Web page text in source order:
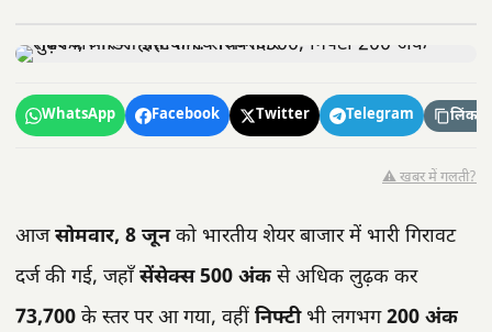
WhatsApp Facebook Twitter Telegram लिंक
⚠️ खबर में गलती?
आजसोमवार, 8 जूनको भारतीय शेयर बाजार में भारी गिरावट
दर्ज की गई, जहाँ सेंसेक्स 500 अंक से अधिक लुढ़क कर
73,700 के स्तर पर आ गया, वहीं निफ्टीभी लगभग200 अंक